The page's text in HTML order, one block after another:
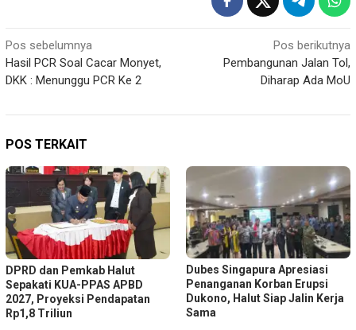
Navigasi
pos
Pos sebelumnya
Hasil PCR Soal Cacar Monyet,
DKK : Menunggu PCR Ke 2
Pos berikutnya
Pembangunan Jalan Tol,
Diharap Ada MoU
POS TERKAIT
DPRD dan Pemkab Halut
Sepakati KUA-PPAS APBD
2027, Proyeksi Pendapatan
Rp1,8 Triliun
Dubes Singapura Apresiasi
Penanganan Korban Erupsi
Dukono, Halut Siap Jalin Kerja
Sama